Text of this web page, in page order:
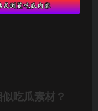
吃瓜素材？